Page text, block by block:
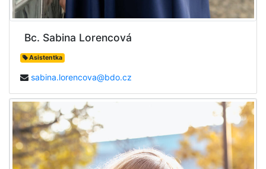
Bc. Sabina Lorencová
Asistentka
sabina.lorencova@bdo.cz